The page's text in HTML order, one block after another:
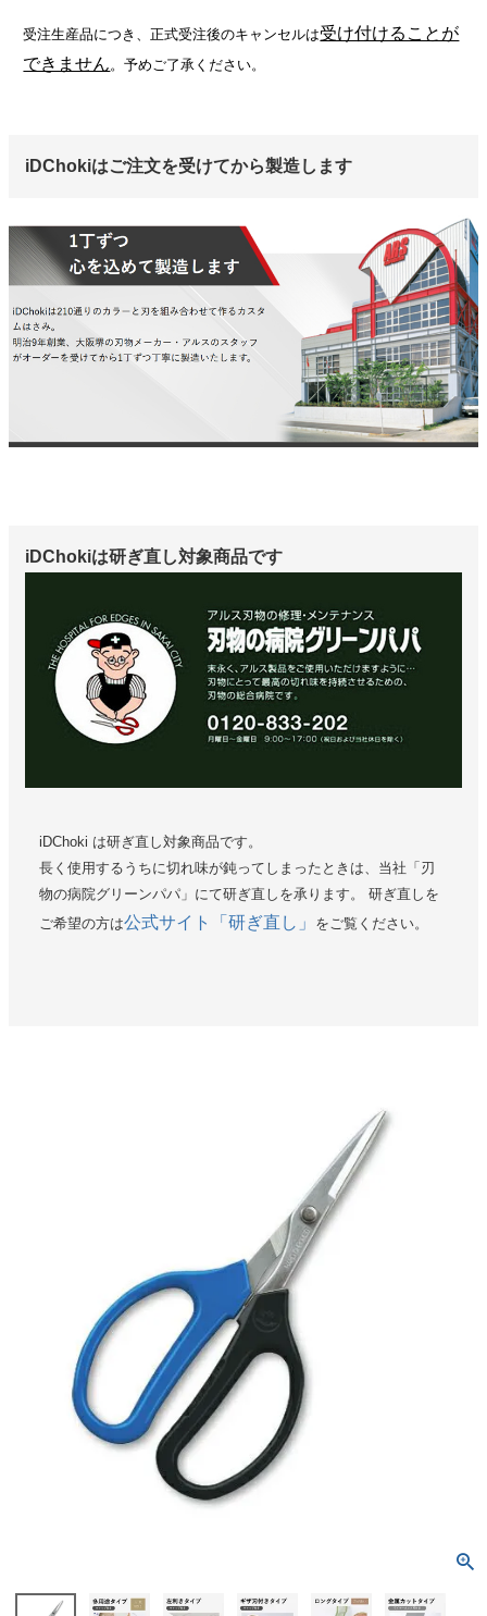
受注生産品につき、正式受注後のキャンセルは受け付けることが
できません。予めご了承ください。
iDChokiはご注文を受けてから製造します
iDChokiは研ぎ直し対象商品です
iDChoki は研ぎ直し対象商品です。
長く使用するうちに切れ味が鈍ってしまったときは、当社「刃
物の病院グリーンパパ」にて研ぎ直しを承ります。 研ぎ直しを
ご希望の方は公式サイト「研ぎ直し」 をご覧ください。